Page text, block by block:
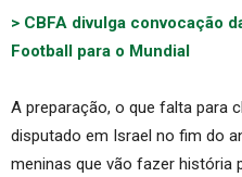
> CBFA divulga convocação
Football para o Mundial
A preparação, o que falta para
disputado em Israel no fim do
meninas que vão fazer história